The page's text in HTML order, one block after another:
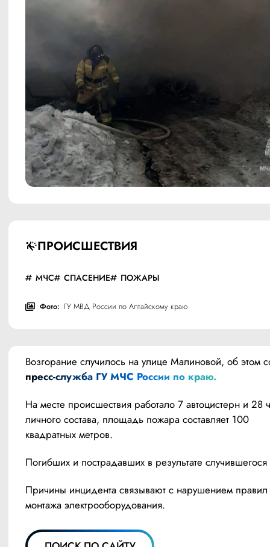
ПРОИСШЕСТВИЯ
МЧС СПАСЕНИЕ ПОЖАРЫ
Фото: ГУ МВД России по Алтайскому краю
пресс-служба ГУ МЧС России по краю.
На месте происшествия работало 7 автоцистерн и 28
личного состава, площадь пожара составляет 100
квадратных метров.
Погибших и пострадавших в результате случившегося
Причины инцидента связывают с нарушением правил
монтажа электрооборудования.